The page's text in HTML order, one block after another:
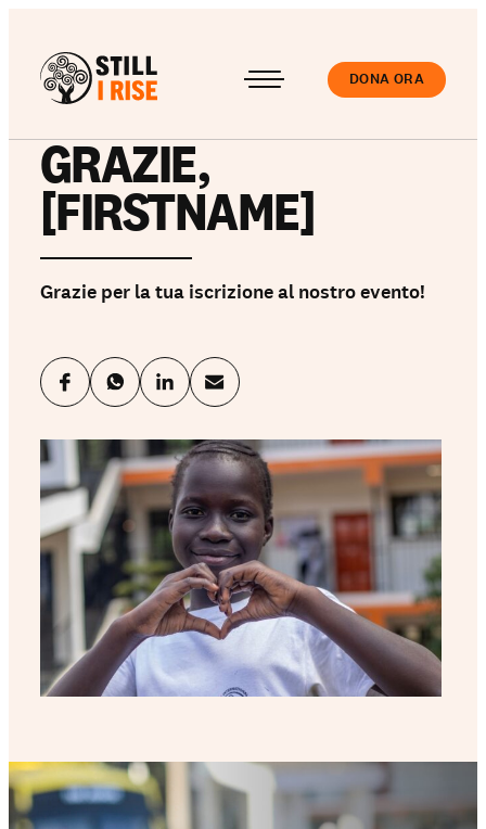
Accedi
Il nostro lavoro
Le nostre Scuole
Partecipa
Sostienici
NEWS E STORIE
PRESSROOM
DONA ORA
GRAZIE,
[FIRSTNAME]
Grazie per la tua iscrizione al nostro evento!